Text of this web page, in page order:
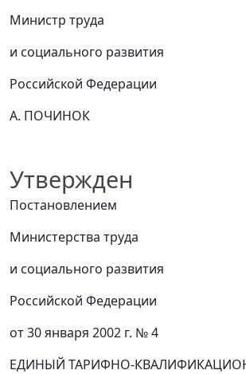
Министр труда
и социального развития
Российской Федерации
А. ПОЧИНОК
Утвержден
Постановлением
Министерства труда
и социального развития
Российской Федерации
от 30 января 2002 г. № 4
ЕДИНЫЙ ТАРИФНО-